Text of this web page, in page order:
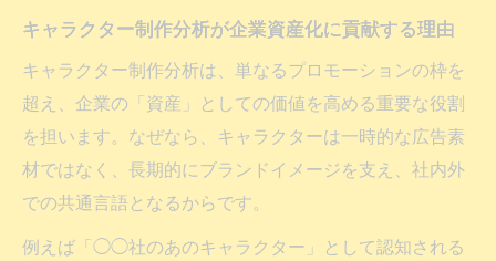
愛されるキャラクターの制作依頼ガイド
キャラクター制作依頼時に分析をどう活か
すか
依頼前に知る人気キャラの法則と分析シー
ト活用
キャラクター制作依頼で問い合わせを円滑
化する秘訣
キャラクター制作分析が企業資産化に貢献する理由
キャラクター制作分析は、単なるプロモーションの枠を
超え、企業の「資産」としての価値を高める重要な役割
を担います。なぜなら、キャラクターは一時的な広告素
材ではなく、長期的にブランドイメージを支え、社内外
での共通言語となるからです。
例えば「◯◯社のあのキャラクター」として認知される